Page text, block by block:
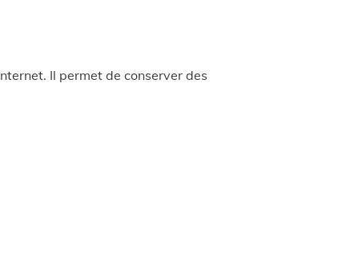
Il permet de conserver des